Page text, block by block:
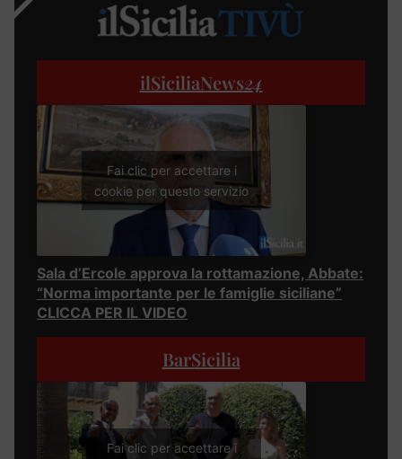
ilSiciliaNews24
Fai clic per accettare i
cookie per questo servizio
Sala d’Ercole approva la rottamazione, Abbate:
“Norma importante per le famiglie siciliane”
CLICCA PER IL VIDEO
BarSicilia
Fai clic per accettare i